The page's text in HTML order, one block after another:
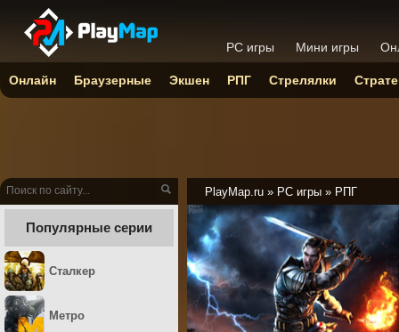
PlayMap.ru » PC игры » РПГ
Популярные серии
Сталкер
Метро
PC игры Мини игры
Онлайн Браузерные Экшен РПГ Стрелялки